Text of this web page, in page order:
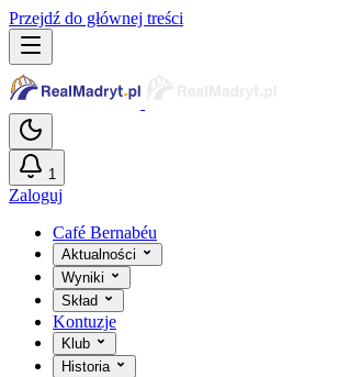
Przejdź do głównej treści
1
Zaloguj
Café Bernabéu
Aktualności
Wyniki
Skład
Kontuzje
Klub
Historia